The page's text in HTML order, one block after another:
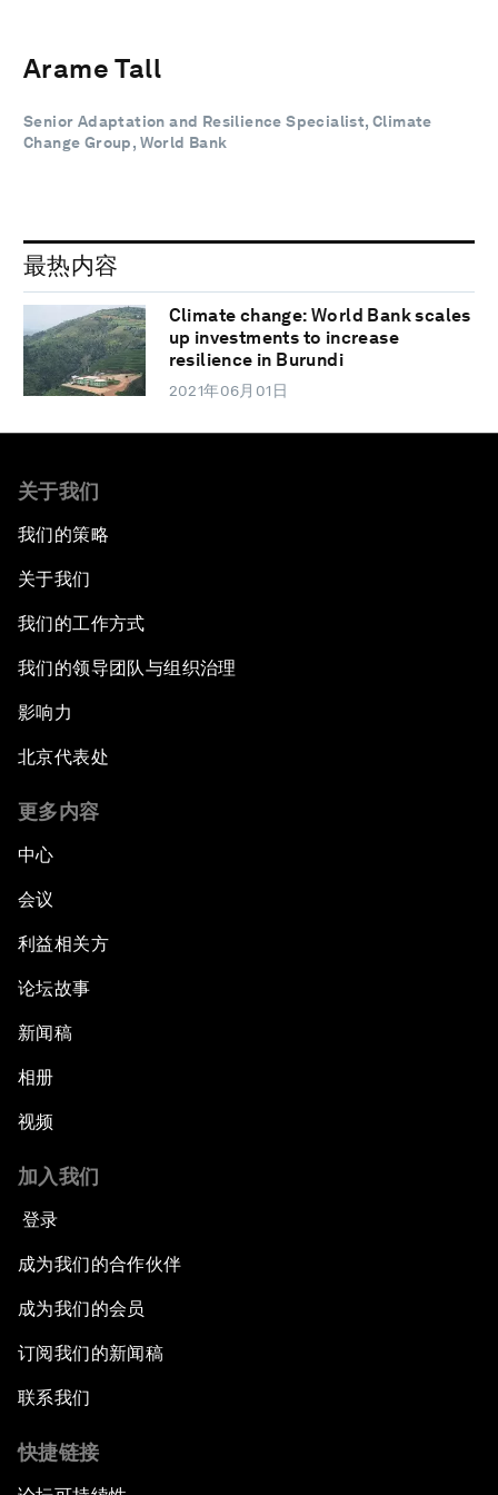
Arame Tall
Senior Adaptation and Resilience Specialist, Climate
Change Group, World Bank
最热内容
Climate change: World Bank scales
up investments to increase
resilience in Burundi
2021年06月01日
关于我们
我们的策略
关于我们
我们的工作方式
我们的领导团队与组织治理
影响力
北京代表处
更多内容
中心
会议
利益相关方
论坛故事
新闻稿
相册
视频
加入我们
登录
成为我们的合作伙伴
成为我们的会员
订阅我们的新闻稿
联系我们
快捷链接